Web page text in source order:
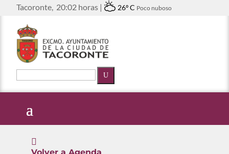
Tacoronte, 20:02 horas | 26º C Poco nuboso
U
